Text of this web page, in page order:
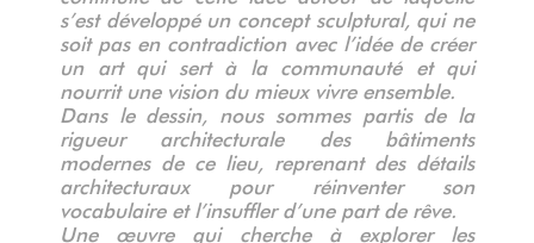
s’est développé un concept sculptural, qui ne
soit pas en contradiction avec l’idée de créer
un art qui sert à la communauté et qui
nourrit une vision du mieux vivre ensemble.
Dans le dessin, nous sommes partis de la
rigueur architecturale des bâtiments
modernes de ce lieu, reprenant des détails
architecturaux pour réinventer son
vocabulaire et l’insuffler d’une part de rêve.
Une œuvre qui cherche à explorer les